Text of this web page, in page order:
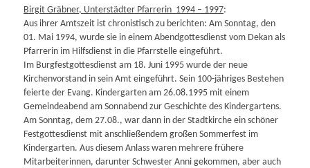
Birgit Gräbner, Unterstädter Pfarrerin 1994 – 1997:
Aus ihrer Amtszeit ist chronistisch zu berichten: Am Sonntag, den
01. Mai 1994, wurde sie in einem Abendgottesdienst vom Dekan als
Pfarrerin im Hilfsdienst in die Pfarrstelle eingeführt.
Im Burgfestgottesdienst am 18. Juni 1995 wurde der neue
Kirchenvorstand in sein Amt eingeführt. Sein 100-jähriges Bestehen
feierte der Evang. Kindergarten am 26.08.1995 mit einem
Gemeindeabend am Sonnabend zur Geschichte des Kindergartens.
Am Sonntag, dem 27.08., war dann in der Stadtkirche ein schöner
Festgottesdienst mit anschließendem großen Sommerfest im
Kindergarten. Aus diesem Anlass waren mehrere frühere
Mitarbeiterinnen, darunter Schwester Anni gekommen, aber auch